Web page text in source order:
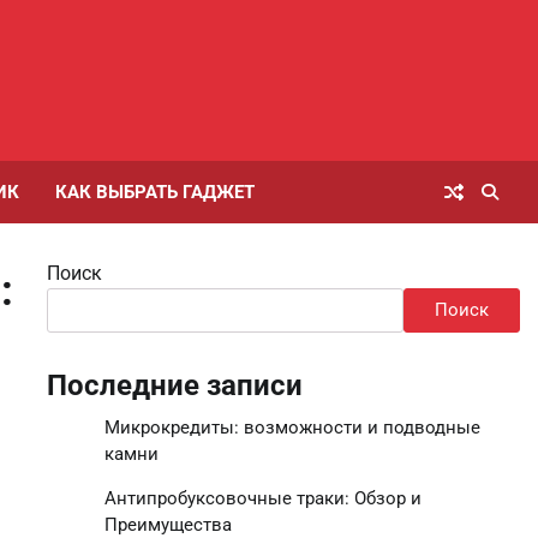
КАК ВЫБРАТЬ ГАДЖЕТ
Поиск
Поиск
Последние записи
Микрокредиты: возможности и подводные
камни
Антипробуксовочные траки: Обзор и
Преимущества